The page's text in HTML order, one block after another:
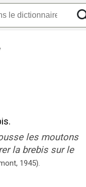
les moutons
la brebis sur le
1945).